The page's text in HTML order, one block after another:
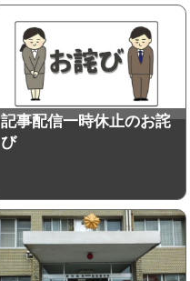
記事配信一時休止のお詫
び